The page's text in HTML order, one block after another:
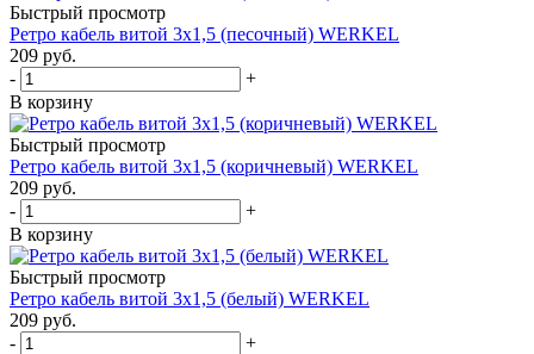
Быстрый просмотр
Ретро кабель витой 3х1,5 (песочный) WERKEL
209 руб.
-
+
В корзину
Быстрый просмотр
Ретро кабель витой 3х1,5 (коричневый) WERKEL
209 руб.
-
+
В корзину
Быстрый просмотр
Ретро кабель витой 3х1,5 (белый) WERKEL
209 руб.
-
+